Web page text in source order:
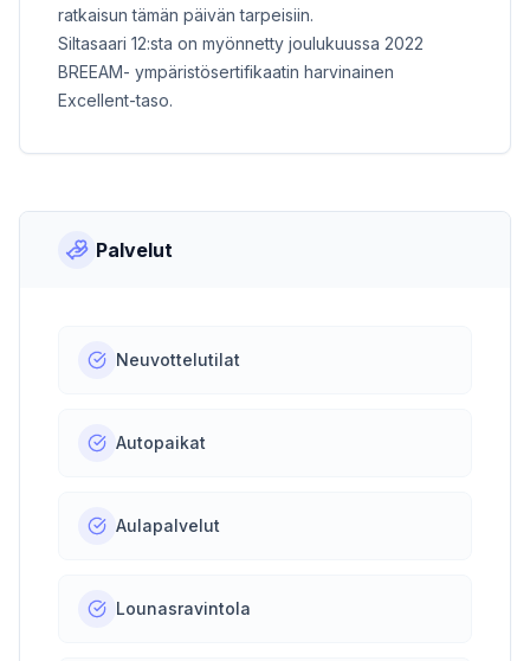
ratkaisun tämän päivän tarpeisiin.
Siltasaari 12:sta on myönnetty joulukuussa 2022
BREEAM- ympäristösertifikaatin harvinainen
Excellent-taso.
Palvelut
Neuvottelutilat
Autopaikat
Aulapalvelut
Lounasravintola